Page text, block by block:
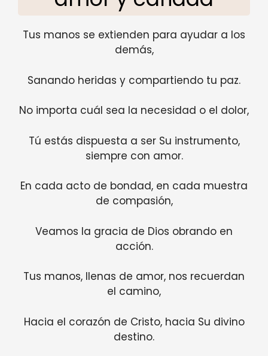
Tus manos se extienden para ayudar a los
demás,
Sanando heridas y compartiendo tu paz.
No importa cuál sea la necesidad o el dolor,
Tú estás dispuesta a ser Su instrumento,
siempre con amor.
En cada acto de bondad, en cada muestra
de compasión,
Veamos la gracia de Dios obrando en
acción.
Tus manos, llenas de amor, nos recuerdan
el camino,
Hacia el corazón de Cristo, hacia Su divino
destino.